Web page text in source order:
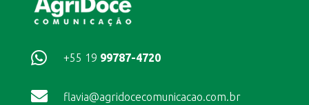
 +55 19 99787-4720
 flavia@agridocecomunicacao.com.br